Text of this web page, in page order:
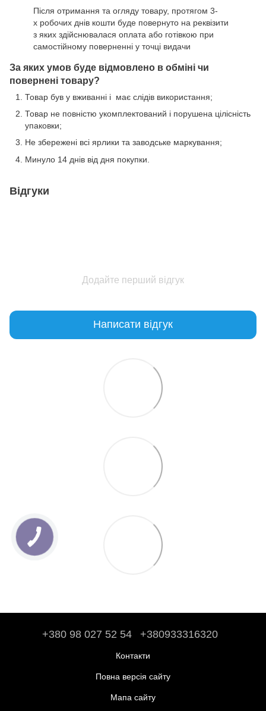
Після отримання та огляду товару, протягом 3-
х робочих днів кошти буде повернуто на реквізити
з яких здійснювалася оплата або готівкою при
самостійному поверненні у точці видачи
За яких умов буде відмовлено в обміні чи
повернені товару?
Товар був у вживанні і має слідів використання;
Товар не повністю укомплектований і порушена цілісність
упаковки;
Не збережені всі ярлики та заводське маркування;
Минуло 14 днів від дня покупки.
Відгуки
Додайте перший відгук
Написати відгук
+380 98 027 52 54 +380933316320
Контакти
Повна версія сайту
Мапа сайту